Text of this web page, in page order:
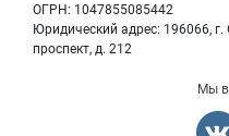
ОГРН: 1047855085442
Юридический адрес: 196066, г.
проспект, д. 212
Мы в